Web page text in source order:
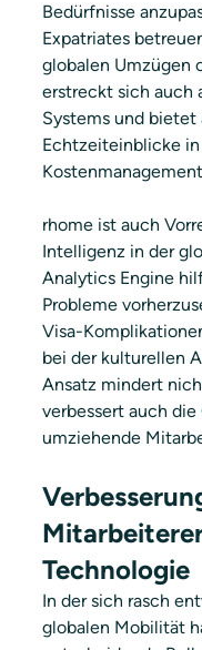
Bedürfnisse
Expatriates
globalen Umzügen
erstreckt sich auch
Systems und bietet
Echtzeiteinblicke
rhome ist auch
Intelligenz in der
Analytics Engine
Probleme
Visa-
bei der kulturellen
Ansatz mindert
verbessert auch
umziehende
Technologie
In der sich rasch
globalen Mobilität